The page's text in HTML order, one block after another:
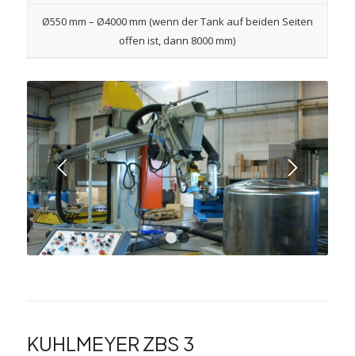
Ø550 mm – Ø4000 mm (wenn der Tank auf beiden Seiten
offen ist, dann 8000 mm)
KUHLMEYER ZBS 3